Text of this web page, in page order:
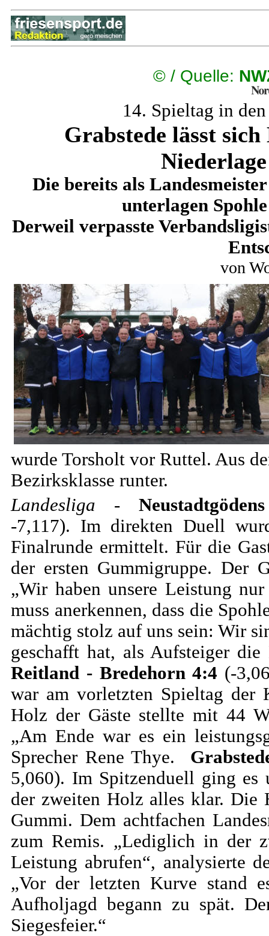
©/ Quelle:
14. Spieltag in
Grabstede lässt
Die bereits als
unterlagen
Derweil verpasste
von
wurde Torsholt vor Ruttel. Aus
Bezirksklasse runter.
Landesliga -
-7,117). Im direkten Duell
Finalrunde ermittelt. Für die
der ersten Gummigruppe. Der
„Wir haben unsere Leistung
muss anerkennen, dass die
mächtig stolz auf uns sein: Wir
geschafft hat, als Aufsteiger
Reitland - Bredehorn 4:4 (-
war am vorletzten Spieltag der
Holz der Gäste stellte mit 44
„Am Ende war es ein
Sprecher Rene Thye.
5,060). Im Spitzenduell ging es
der zweiten Holz alles klar. Die
Gummi. Dem achtfachen
zum Remis. „Lediglich in der
Leistung abrufen“, analysierte
„Vor der letzten Kurve stand
Aufholjagd begann zu spät.
Siegesfeier.“